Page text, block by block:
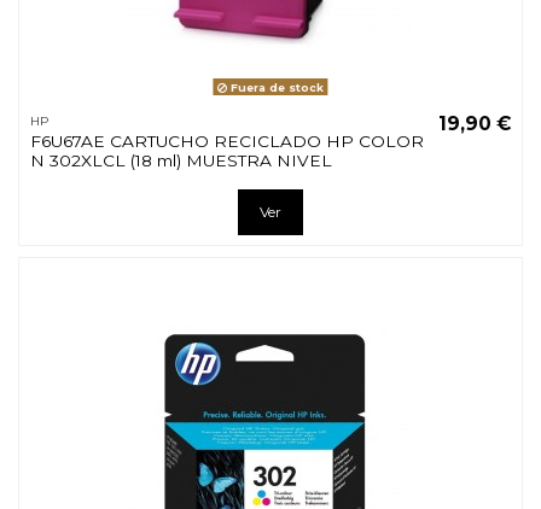
Fuera de stock
HP
F6U67AE CARTUCHO RECICLADO HP COLOR
N 302XLCL (18 ml) MUESTRA NIVEL
19,90 €
Ver